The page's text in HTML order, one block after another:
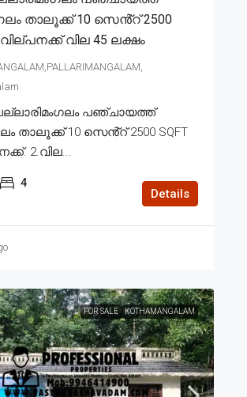
താലൂക്ക് 10 സെൻ്റ് 2500
വില്പനക്ക് വില 45 ലക്ഷം
പഞ്ചായത്ത്
താലൂക്ക് 10 സെൻ്റ് 2500 SQFT
2.വില...
4
Details
FOR SALE KOTHAMANGALAM